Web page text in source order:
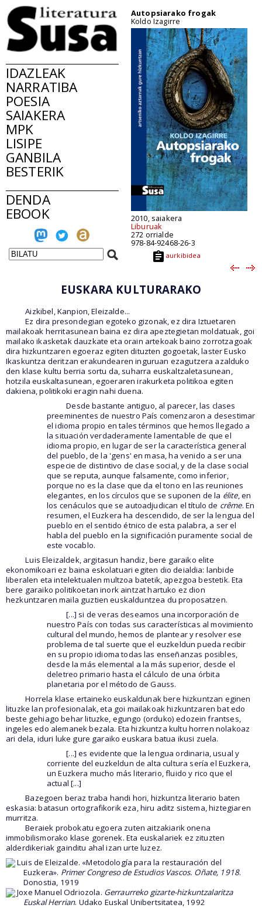
IDAZLEAK
NARRATIBA
POESIA
SAIAKERA
MPK
LISIPE
GANBILA
BESTERIK
DENDA
EBOOK
Autopsiarako frogak
Koldo Izagirre
2010, saiakera
Liburuak
272 orrialde
978-84-92468-26-3
aurkibidea
EUSKARA KULTURARAKO
Aizkibel, Kanpion, Eleizalde...
Ez dira presondegian egoteko gizonak, ez dira Iztuetaren
mailakoak herritasunean baina ez dira apeztegietan moldatuak, goi
mailako ikasketak dauzkate eta orain artekoak baino zorrotzagoak
dira hizkuntzaren egoeraz egiten dituzten gogoetak, laster Eusko
Ikaskuntza deritzan erakundearen inguruan ezagutzera azalduko
den klase kultu berria sortu da, suharra euskaltzaletasunean,
hotzila euskaltasunean, egoeraren irakurketa politikoa egiten
dakiena, politikoki eragin nahi duena.
Desde bastante antiguo, al parecer, las clases
preeminentes de nuestro País comenzaron a desestimar
el idioma propio en tales términos que hemos llegado a
la situación verdaderamente lamentable de que el
idioma propio, en lugar de ser la característica general
del pueblo, de la 'gens' en masa, ha venido a ser una
especie de distintivo de clase social, y de la clase social
que se reputa, aunque falsamente, como inferior,
porque no es la clase que da el tono en las reuniones
elegantes, en los círculos que se suponen de la élite, en
los cenáculos que se autoadjudican el título de crême. En
resumen, el Euzkera ha descendido, de ser la lengua del
pueblo en el sentido étnico de esta palabra, a ser el
habla del pueblo en la significación puramente social de
este vocablo.
Luis Eleizaldek, argitasun handiz, bere garaiko elite
ekonomikoari ez baina eskolatuari egiten dio deialdia: lanbide
liberalen eta intelektualen multzoa batetik, apezgoa bestetik. Eta
bere garaiko politikoetan inork aintzat hartuko ez dion
hezkuntzaren maila guztien euskalduntzea du proposatzen.
[...] si de veras deseamos una incorporación de
nuestro País con todas sus características al movimiento
cultural del mundo, hemos de plantear y resolver ese
problema de tal suerte que el euzkeldun pueda recibir
en su propio idioma todas las enseñanzas posibles,
desde la más elemental a la más superior, desde el
deletreo primario hasta el cálculo de una órbita
planetaria por el método de Gauss.
Horrela klase ertaineko euskaldunak bere hizkuntzan eginen
lituzke lan profesionalak, eta goi mailakoak hizkuntzaren bat edo
beste gehiago behar lituzke, egungo (orduko) edozein frantses,
ingeles edo alemanek bezala. Eta hizkuntza kultu horren nolakoaz
ari dela, iduri luke gure garaiko euskara batua ikusi zuela.
[...] es evidente que la lengua ordinaria, usual y
corriente del euzkeldun de alta cultura sería el Euzkera,
un Euzkera mucho más literario, fluido y rico que el
actual [...]
Bazegoen beraz traba handi hori, hizkuntza literario baten
eskasia: batasun ortografikorik eza, hiru aditz sistema, hiztegiaren
murritza.
Beraiek probokatu egoera zuten aitzakiarik onena
immobilismorako klase gorenek. Eta euskalariek ez zituzten
alderdikeriak gainditu ahal izan urte luzez.
Luis de Eleizalde. «Metodología para la restauración del
Euzkera». Primer Congreso de Estudios Vascos. Oñate, 1918.
Donostia, 1919
Joxe Manuel Odriozola. Gerraurreko gizarte-hizkuntzalaritza
Euskal Herrian. Udako Euskal Unibertsitatea, 1992